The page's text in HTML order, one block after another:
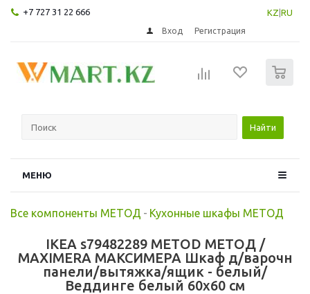
+7 727 31 22 666 KZ RU
Вход Регистрация
Найти
МЕНЮ
Все компоненты МЕТОД - Кухонные шкафы МЕТОД
IKEA s79482289 METOD МЕТОД /
MAXIMERA МАКСИМЕРА Шкаф д/варочн
панели/вытяжка/ящик - белый/
Веддинге белый 60x60 см